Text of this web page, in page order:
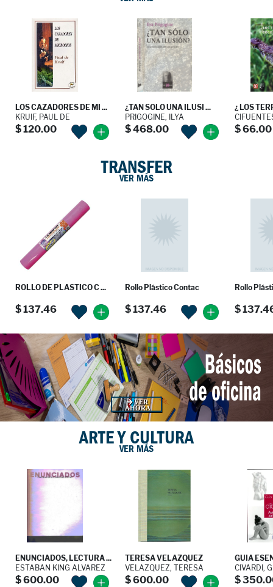
LOS CAZADORES DE MI ...
KRUIF, PAUL DE
$ 120.00
¿TAN SOLO UNA ILUSI ...
PRIGOGINE, ILYA
$ 468.00
¿ LOS
$ 66.00
TRANSFER
VER MÁS
ROLLO DE PLASTICO C ...
$ 137.46
Rollo Plástico Contac
$ 137.46
Rollo
$
VER
AHORA
ARTE Y CULTURA
VER MÁS
ENUNCIADOS, LECTURA ...
ESTABAN KING ALVAREZ
$ 600.00
TERESA VELAZQUEZ
VELAZQUEZ, TERESA
$ 600.00
GUIA
CIVARDI,
$